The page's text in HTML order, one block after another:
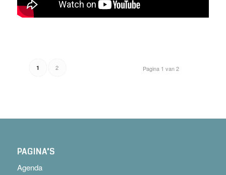
Pagina 1 van 2
1 2
PAGINA’S
Agenda